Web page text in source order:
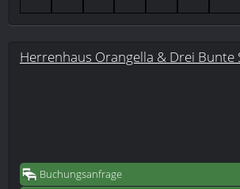
Herrenhaus Orangella & Drei Bunte
Buchungsanfrage